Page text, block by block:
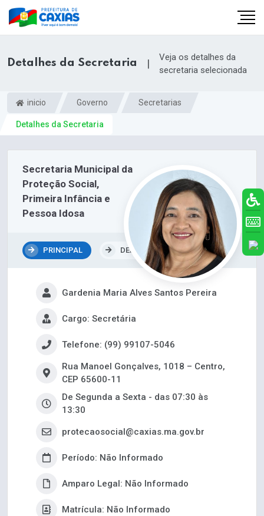
Detalhes da Secretaria |
Veja os detalhes da
secretaria selecionada
inicio Governo Secretarias
Detalhes da Secretaria
Secretaria Municipal da
Proteção Social,
Primeira Infância e
Pessoa Idosa
PRINCIPAL DEPARTAMENTOS
Gardenia Maria Alves Santos Pereira
Cargo: Secretária
Telefone: (99) 99107-5046
Rua Manoel Gonçalves, 1018 – Centro,
CEP 65600-11
De Segunda a Sexta - das 07:30 às
13:30
protecaosocial@caxias.ma.gov.br
Período: Não Informado
Amparo Legal: Não Informado
Matrícula: Não Informado